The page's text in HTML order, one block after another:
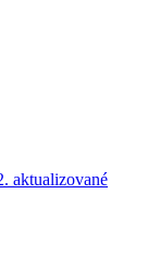
aktualizované